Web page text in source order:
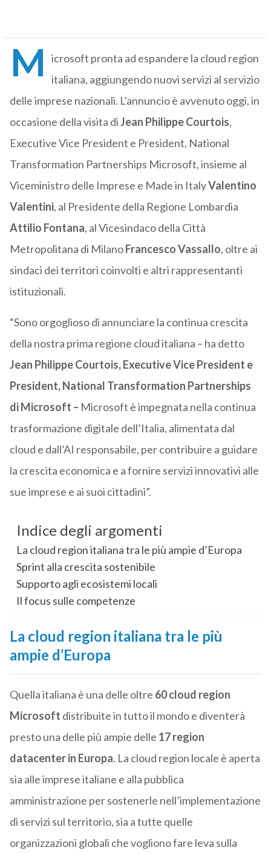
M
icrosoft pronta ad espandere la cloud region
italiana, aggiungendo nuovi servizi al servizio
delle imprese nazionali. L’annuncio è avvenuto oggi, in
occasione della visita diJean Philippe Courtois,
Executive Vice President e President, National
Transformation Partnerships Microsoft, insieme al
Viceministro delle Imprese e Made in ItalyValentino
Valentini, al Presidente della Regione Lombardia
Attilio Fontana, al Vicesindaco della Città
Metropolitana di MilanoFrancesco Vassallo, oltre ai
sindaci dei territori coinvolti e altri rappresentanti
istituzionali.
“Sono orgoglioso di annunciare la continua crescita
della nostra prima regione cloud italiana – ha detto
Jean Philippe Courtois, Executive Vice President e
President, National Transformation Partnerships
diMicrosoft – Microsoft è impegnata nella continua
trasformazione digitale dell’Italia, alimentata dal
cloud e dall’AI responsabile, per contribuire a guidare
la crescita economica e a fornire servizi innovativi alle
sue imprese e ai suoi cittadini”.
Indice degli argomenti
La cloud region italiana tra le più ampie d’Europa
Sprint alla crescita sostenibile
Supporto agli ecosistemi locali
Il focus sulle competenze
La cloud region italiana tra le più
ampie d’Europa
Quella italiana è una delle oltre 60 cloud region
Microsoft distribuite in tutto il mondo e diventerà
presto una delle più ampie delle 17 region
datacenter in Europa. La cloud region locale è aperta
sia alle imprese italiane e alla pubblica
amministrazione per sostenerle nell’implementazione
di servizi sul territorio, sia a tutte quelle
organizzazioni globali che vogliono fare leva sulla